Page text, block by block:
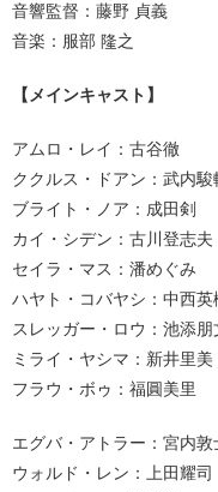
音響監督：藤野 貞義
音楽：服部 隆之
【メインキャスト】
アムロ・レイ：古谷徹
ククルス・ドアン：武内駿
ブライト・ノア：成田剣
カイ・シデン：古川登志夫
セイラ・マス：潘めぐみ
ハヤト・コバヤシ：中西英
スレッガー・ロウ：池添朋
ミライ・ヤシマ：新井里美
フラウ・ボゥ：福圓美里
エグバ・アトラー：宮内敦
ウォルド・レン：上田耀司